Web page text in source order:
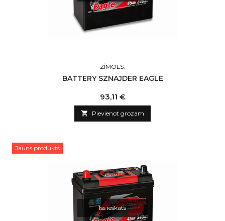
ZĪMOLS:
BATTERY SZNAJDER EAGLE
Cena
93,11 €
 Pievienot grozam
Jauns produkts
Īss ieskats